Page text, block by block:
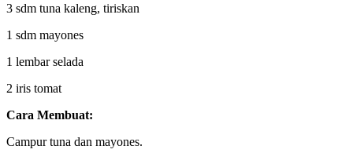
3 sdm tuna kaleng, tiriskan
1 sdm mayones
1 lembar selada
2 iris tomat
Cara Membuat:
Campur tuna dan mayones.